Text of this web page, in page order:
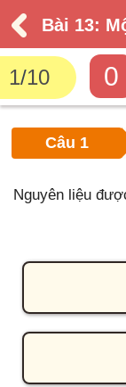
Bài 13:
1/10 0
Câu 1
Nguyên liệu